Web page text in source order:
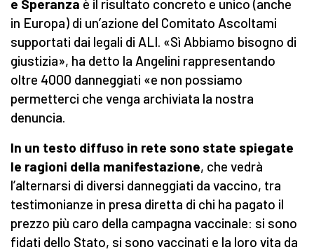
e Speranza è il risultato concreto e unico (anche
in Europa) di un’azione del Comitato Ascoltami
supportati dai legali di ALI. «Sì Abbiamo bisogno di
giustizia», ha detto la Angelini rappresentando
oltre 4000 danneggiati «e non possiamo
permetterci che venga archiviata la nostra
denuncia.
In un testo diffuso in rete sono state spiegate
le ragioni della manifestazione, che vedrà
l’alternarsi di diversi danneggiati da vaccino, tra
testimonianze in presa diretta di chi ha pagato il
prezzo più caro della campagna vaccinale: si sono
fidati dello Stato, si sono vaccinati e la loro vita da